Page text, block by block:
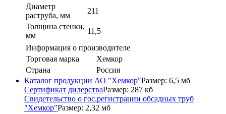
Диаметр
раструба, мм
211
Толщина стенки,
мм
11,5
Информация о производителе
Торговая марка
Хемкор
Страна
Россия
Каталог продукции АО "Хемкор"Размер: 6,5 мб
Сертификат дилерстваРазмер: 287 кб
Свидетельство о гос.регистрации обсадных труб
"Хемкор"Размер: 2,32 мб